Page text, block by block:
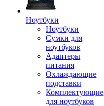
Ноутбуки
Ноутбуки
Сумки для
ноутбуков
Адаптеры
питания
Охлаждающие
подставки
Комплектующие
для ноутбуков